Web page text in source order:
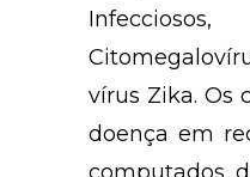
vírus Zika. Os
doença em